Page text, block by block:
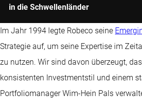
in die Schwellenländer
Im Jahr 1994 legte Robeco seine
Strategie auf, um seine Expertise im
zu nutzen. Wir sind davon überzeugt,
konsistenten Investmentstil und einem
Portfoliomanager Wim-Hein Pals